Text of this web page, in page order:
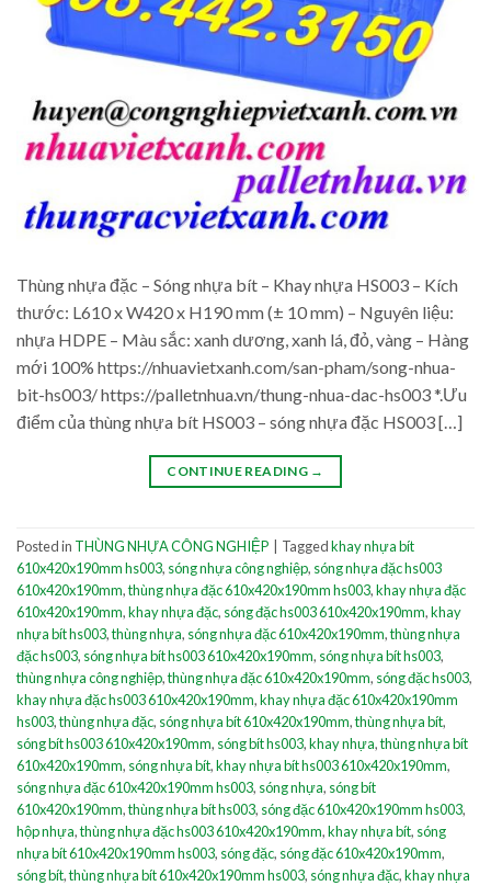
Thùng nhựa đặc – Sóng nhựa bít – Khay nhựa HS003 – Kích
thước: L610 x W420 x H190 mm (± 10 mm) – Nguyên liệu:
nhựa HDPE – Màu sắc: xanh dương, xanh lá, đỏ, vàng – Hàng
mới 100% https://nhuavietxanh.com/san-pham/song-nhua-
bit-hs003/ https://palletnhua.vn/thung-nhua-dac-hs003 *.Ưu
điểm của thùng nhựa bít HS003 – sóng nhựa đặc HS003 […]
CONTINUE READING →
Posted in THÙNG NHỰA CÔNG NGHIỆP Taggedkhay nhựa bít
610x420x190mm hs003, sóng nhựa công nghiệp, sóng nhựa đặc hs003
610x420x190mm,thùng nhựa đặc 610x420x190mm hs003,khay nhựa đặc
610x420x190mm,khay nhựa đặc, sóng đặc hs003 610x420x190mm,khay
nhựa bít hs003,thùng nhựa, sóng nhựa đặc 610x420x190mm,thùng nhựa
đặc hs003, sóng nhựa bít hs003 610x420x190mm, sóng nhựa bít hs003,
thùng nhựa công nghiệp,thùng nhựa đặc 610x420x190mm, sóng đặc hs003,
khay nhựa đặc hs003 610x420x190mm,khay nhựa đặc 610x420x190mm
hs003,thùng nhựa đặc, sóng nhựa bít 610x420x190mm,thùng nhựa bít,
sóng bít hs003 610x420x190mm, sóng bít hs003,khay nhựa,thùng nhựa bít
610x420x190mm, sóng nhựa bít,khay nhựa bít hs003 610x420x190mm,
sóng nhựa đặc 610x420x190mm hs003, sóng nhựa, sóng bít
610x420x190mm,thùng nhựa bít hs003, sóng đặc 610x420x190mm hs003,
hộp nhựa,thùng nhựa đặc hs003 610x420x190mm,khay nhựa bít, sóng
nhựa bít 610x420x190mm hs003, sóng đặc, sóng đặc 610x420x190mm,
sóng bít,thùng nhựa bít 610x420x190mm hs003, sóng nhựa đặc,khay nhựa